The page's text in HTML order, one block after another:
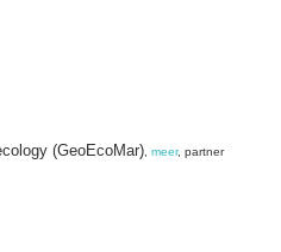
(GeoEcoMar) meer, partner